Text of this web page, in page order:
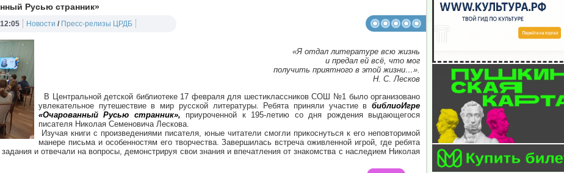
Русью странник»
Новости / Пресс-релизы ЦРДБ
«Я отдал литературе всю жизнь
и предал ей всё, что мог
получить приятного в этой жизни…».
Н. С. Лесков
В Центральной детской библиотеке 17 февраля для шестиклассников СОШ №1 было организовано
увлекательное путешествие в мир русской литературы. Ребята приняли участие в библиоИгре
«Очарованный Русью странник», приуроченной к 195-летию со дня рождения выдающегося
писателя Николая Семеновича Лескова.
Изучая книги с произведениями писателя, юные читатели смогли прикоснуться к его неповторимой
манере письма и особенностям его творчества. Завершилась встреча оживленной игрой, где ребята
и отвечали на вопросы, демонстрируя свои знания и впечатления от знакомства с наследием Николая